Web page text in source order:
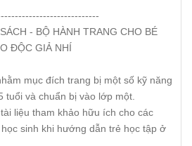
- BỘ HÀNH TRANG CHO BÉ
ĐỘC GIẢ NHÍ
mục đích trang bị một số kỹ năng
tuổi và chuẩn bị vào lớp một.
liệu tham khảo hữu ích cho các
sinh khi hướng dẫn trẻ học tập ở